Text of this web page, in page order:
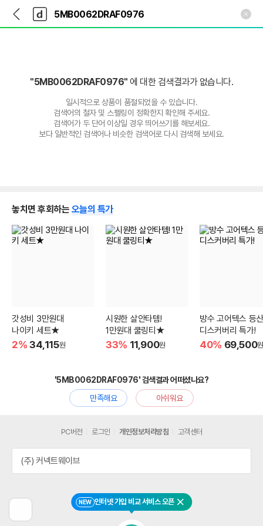
다
나
와
가
다
와
"5MB0062DRAF0976" 에 대한 검색결과가 없습니다.
일시적으로 상품이 품절되었을 수 있습니다.
검색어의 철자 및 스펠링이 정확한지 확인해 주세요.
검색어가 두 단어 이상일 경우 띄어쓰기를 해보세요.
보다 일반적인 검색어나 비슷한 검색어로 다시 검색해 보세요.
놓치면 후회하는 오늘의 특가
갓성비 3만원대
나이키 세트★
2% 34,115원
시원한 살안타템!
1만원대 쿨링티★
33% 11,900원
방수 고어텍스 등
디스커버리 특가!
40% 69,500원
'5MB0062DRAF0976' 검색결과 어떠셨나요?
만족해요
아쉬워요
전
NEW 인터넷 가입 비교 서비스 오픈 닫기
PC버전 로그인 개인정보처리방침 고객센터
(주) 커넥트웨이브